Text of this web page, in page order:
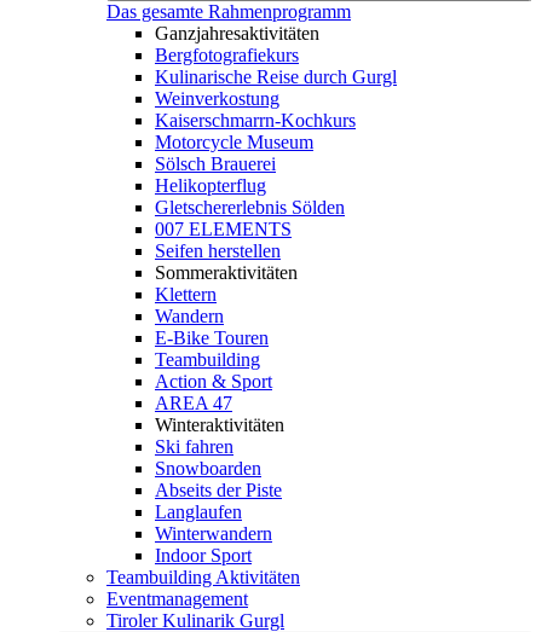
Das gesamte Rahmenprogramm
Ganzjahresaktivitäten
Bergfotografiekurs
Kulinarische Reise durch Gurgl
Weinverkostung
Kaiserschmarrn-Kochkurs
Motorcycle Museum
Sölsch Brauerei
Helikopterflug
Gletschererlebnis Sölden
007 ELEMENTS
Seifen herstellen
Sommeraktivitäten
Klettern
Wandern
E-Bike Touren
Teambuilding
Action & Sport
AREA 47
Winteraktivitäten
Ski fahren
Snowboarden
Abseits der Piste
Langlaufen
Winterwandern
Indoor Sport
Teambuilding Aktivitäten
Eventmanagement
Tiroler Kulinarik Gurgl